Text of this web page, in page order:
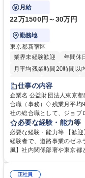
ております！ ※下記業務詳細
月給
22万1500円～30万円
勤務地
東京都新宿区
業界未経験歓迎
年間休
月平均残業時間20時間以
研修あり
退職金あり
駅近5分以内
資格取得
仕事の内容
企業名 公益財団法人東京都道路整備保全公
合職（事務）◇残業月平均9時間
社の総合職として、ジョブ
等のフロント部門の部署等
制度やキャリア支援が充実して
管理部門：広報、人事、経
門：駐車場の新規開拓、管
道路施設や道路工事現場の
必要な経験・能力等
必要な経験・能力等 【歓
経験者で、道路事業のゼネ
風】社内関係部署や東京都
部門など多岐に渡る業務を
正社員